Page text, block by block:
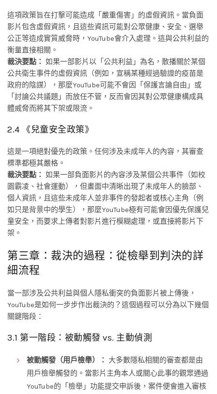
這項政策旨在打擊可能造成「嚴重傷害」的虛假資訊。當負面
影片包含虛假資訊，且這些資訊可能對公眾健康、安全、選舉
公正等造成實質威脅時，YouTube會介入處理。這與公共利益的
衡量直接相關。
裁決要點： 如果一部影片以「公共利益」為名，散播關於某個
公共衛生事件的虛假資訊（例如，宣稱某種經過驗證的疫苗是
政府的陰謀），那麼YouTube可能不會因「保護言論自由」或
「討論公共議題」而放任不管，反而會因其對公眾健康構成具
體威脅而將其下架或限流。
2.4 《兒童安全政策》
這是一項絕對優先的政策。任何涉及未成年人的內容，其審查
標準都極其嚴格。
裁決要點： 如果一部負面影片的內容涉及某個公共事件（如校
園霸凌、社會運動），但畫面中清晰出現了未成年人的臉部、
個人資訊，且這些未成年人並非事件的發起者或核心主角（例
如只是背景中的學生），那麼YouTube極有可能會因優先保護兒
童安全，而要求上傳者對影片進行模糊處理，或直接將影片下
架。
第三章：裁決的過程：從檢舉到判決的詳
細流程
當一部涉及公共利益與個人隱私衝突的負面影片被上傳後，
YouTube是如何一步步作出裁決的？這個過程可以分為以下幾個
關鍵階段：
3.1 第一階段：被動觸發 vs. 主動偵測
被動觸發（用戶檢舉）： 大多數隱私相關的審查都是由
用戶檢舉觸發的。當影片主角本人或關心此事的觀眾通過
YouTube的「檢舉」功能提交申訴後，案件便會進入審核